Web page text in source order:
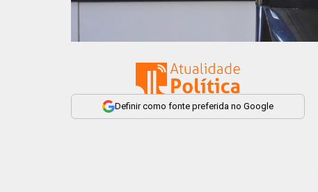
Definir como fonte preferida no Google